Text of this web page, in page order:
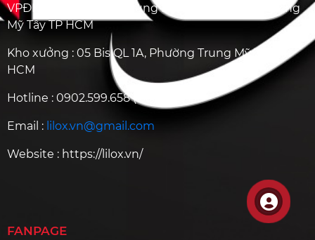
VPĐK : Số 75 Đường Trung Mỹ Tây 12, Phường Trung
Mỹ Tây TP HCM
Kho xưởng : 05 Bis QL 1A, Phường Trung Mỹ Tây, TP
HCM
Hotline : 0902.599.658( call/zalo)
Email : lilox.vn@gmail.com
Website : https://lilox.vn/
FANPAGE